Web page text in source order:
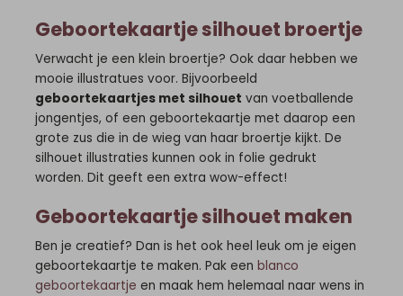
Geboortekaartje silhouet broertje
Verwacht je een klein broertje? Ook daar hebben we
mooie illustratues voor. Bijvoorbeeld
geboortekaartjes met silhouet van voetballende
jongentjes, of een geboortekaartje met daarop een
grote zus die in de wieg van haar broertje kijkt. De
silhouet illustraties kunnen ook in folie gedrukt
worden. Dit geeft een extra wow-effect!
Geboortekaartje silhouet maken
Ben je creatief? Dan is het ook heel leuk om je eigen
geboortekaartje te maken. Pak een blanco
geboortekaartje en maak hem helemaal naar wens in